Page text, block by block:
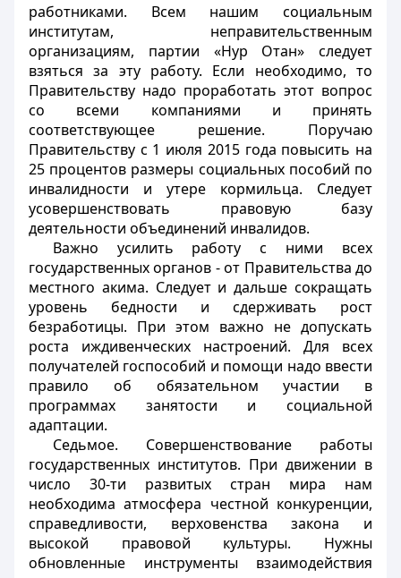
работниками. Всем нашим социальным
институтам, неправительственным
организациям, партии «Нур Отан» следует
взяться за эту работу. Если необходимо, то
Правительству надо проработать этот вопрос
со всеми компаниями и принять
соответствующее решение. Поручаю
Правительству с 1 июля 2015 года повысить на
25 процентов размеры социальных пособий по
инвалидности и утере кормильца. Следует
усовершенствовать правовую базу
деятельности объединений инвалидов.
Важно усилить работу с ними всех
государственных органов - от Правительства до
местного акима. Следует и дальше сокращать
уровень бедности и сдерживать рост
безработицы. При этом важно не допускать
роста иждивенческих настроений. Для всех
получателей госпособий и помощи надо ввести
правило об обязательном участии в
программах занятости и социальной
адаптации.
Седьмое. Совершенствование работы
государственных институтов. При движении в
число 30-ти развитых стран мира нам
необходима атмосфера честной конкуренции,
справедливости, верховенства закона и
высокой правовой культуры. Нужны
обновленные инструменты взаимодействия